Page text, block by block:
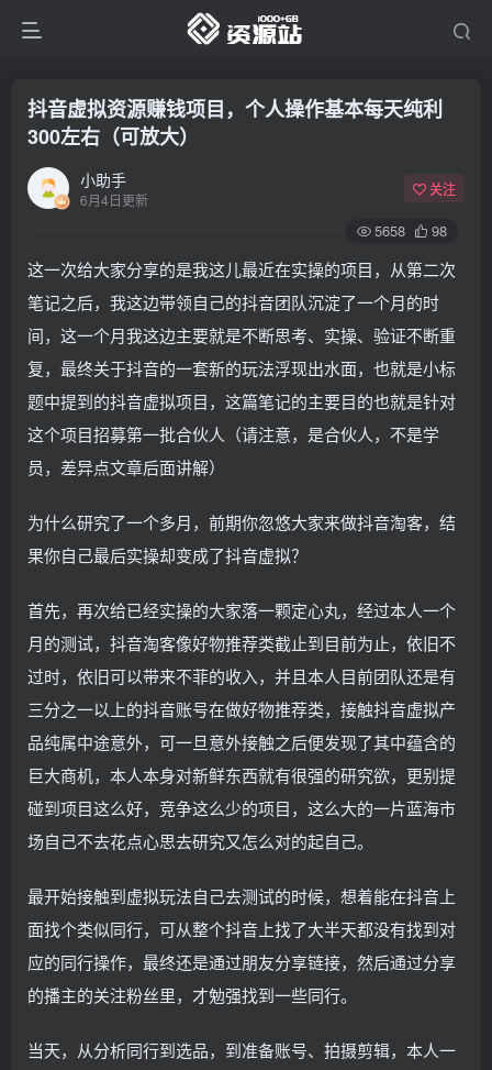
抖音虚拟资源赚钱项目，个人操作基本每天纯利
300左右（可放大）
小助手
6月4日更新
关注
5658 98
这一次给大家分享的是我这儿最近在实操的项目，从第二次
笔记之后，我这边带领自己的抖音团队沉淀了一个月的时
间，这一个月我这边主要就是不断思考、实操、验证不断重
复，最终关于抖音的一套新的玩法浮现出水面，也就是小标
题中提到的抖音虚拟项目，这篇笔记的主要目的也就是针对
这个项目招募第一批合伙人（请注意，是合伙人，不是学
员，差异点文章后面讲解）
为什么研究了一个多月，前期你忽悠大家来做抖音淘客，结
果你自己最后实操却变成了抖音虚拟？
首先，再次给已经实操的大家落一颗定心丸，经过本人一个
月的测试，抖音淘客像好物推荐类截止到目前为止，依旧不
过时，依旧可以带来不菲的收入，并且本人目前团队还是有
三分之一以上的抖音账号在做好物推荐类，接触抖音虚拟产
品纯属中途意外，可一旦意外接触之后便发现了其中蕴含的
巨大商机，本人本身对新鲜东西就有很强的研究欲，更别提
碰到项目这么好，竞争这么少的项目，这么大的一片蓝海市
场自己不去花点心思去研究又怎么对的起自己。
最开始接触到虚拟玩法自己去测试的时候，想着能在抖音上
面找个类似同行，可从整个抖音上找了大半天都没有找到对
应的同行操作，最终还是通过朋友分享链接，然后通过分享
的播主的关注粉丝里，才勉强找到一些同行。
当天，从分析同行到选品，到准备账号、拍摄剪辑，本人一